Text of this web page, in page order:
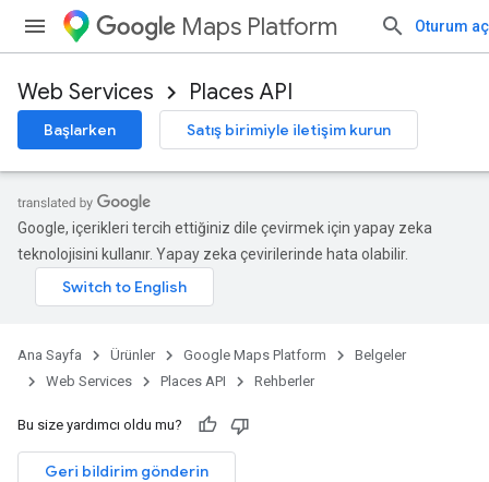
Maps Platform Oturum aç
Web Services Places API
Başlarken Satış birimiyle iletişim kurun
Google, içerikleri tercih ettiğiniz dile çevirmek için yapay zeka
teknolojisini kullanır. Yapay zeka çevirilerinde hata olabilir.
Ana Sayfa Ürünler Google Maps Platform
Belgeler
Web Services
Places API Rehberler
Bu size yardımcı oldu mu?
Geri bildirim gönderin